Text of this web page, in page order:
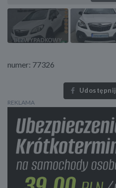
numer: 77326
Udostępnij
REKLAMA